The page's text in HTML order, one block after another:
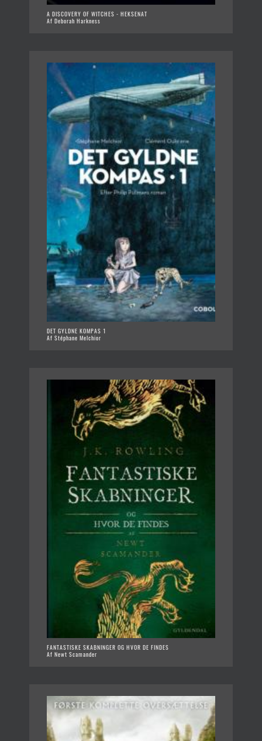
A DISCOVERY OF WITCHES - HEKSENAT
Af Deborah Harkness
DET GYLDNE KOMPAS 1
Af Stéphane Melchior
FANTASTISKE SKABNINGER OG HVOR DE FINDES
Af Newt Scamander